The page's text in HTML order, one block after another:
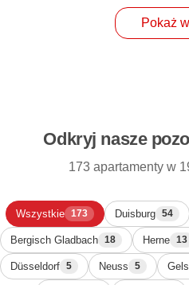
Pokaż
Odkryj nasze
173 apartamenty w
Wszystkie 173 Duisburg 54
Bergisch Gladbach 18 Herne 13
Düsseldorf 5 Neuss 5